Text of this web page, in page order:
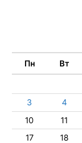
Пн Вт
3
4
10
11
17
18